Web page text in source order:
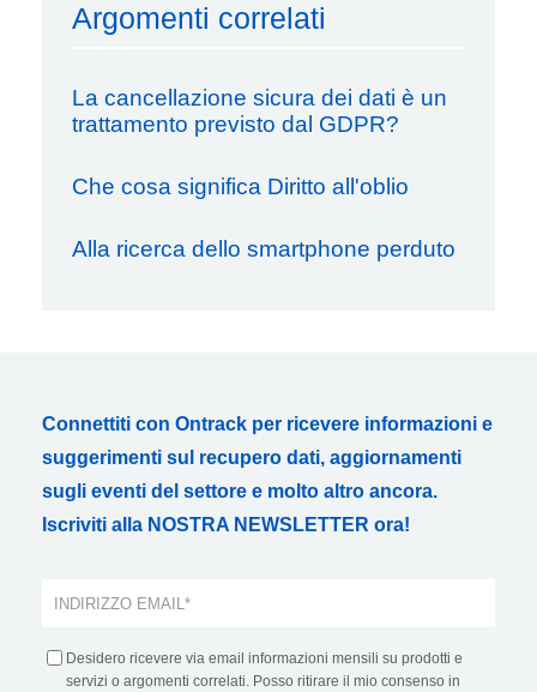
Argomenti correlati
La cancellazione sicura dei dati è un
trattamento previsto dal GDPR?
Che cosa significa Diritto all'oblio
Alla ricerca dello smartphone perduto
Connettiti con Ontrack per ricevere informazioni e
suggerimenti sul recupero dati, aggiornamenti
sugli eventi del settore e molto altro ancora.
Iscriviti alla NOSTRA NEWSLETTER ora!
Desidero ricevere via email informazioni mensili su prodotti e
servizi o argomenti correlati. Posso ritirare il mio consenso in